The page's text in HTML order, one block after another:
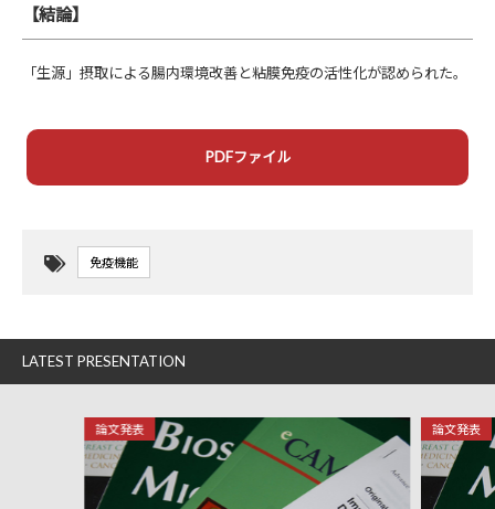
【結論】
「生源」摂取による腸内環境改善と粘膜免疫の活性化が認められた。
PDFファイル
免疫機能
LATEST PRESENTATION
論文発表 論文発表